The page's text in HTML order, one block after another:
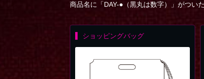
商品名に「DAY-●（黒丸は数字）」がつい
ショッピングバッグ